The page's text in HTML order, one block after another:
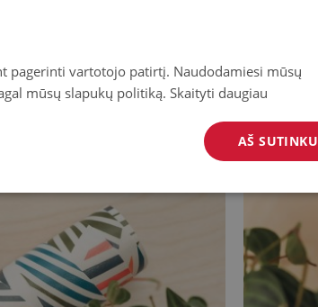
pagerinti vartotojo patirtį. Naudodamiesi mūsų
mūsų slapukų politiką. Skaityti daugiau
AŠ SUTINKU